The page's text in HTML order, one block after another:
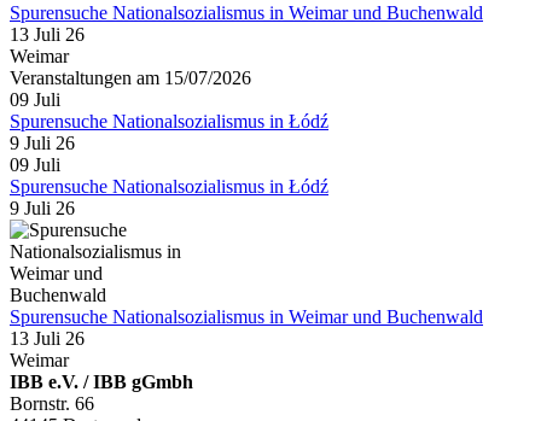
Spurensuche Nationalsozialismus in Weimar und Buchenwald
13 Juli 26
Weimar
Veranstaltungen am 15/07/2026
09 Juli
Spurensuche Nationalsozialismus in Łódź
9 Juli 26
09 Juli
Spurensuche Nationalsozialismus in Łódź
9 Juli 26
Spurensuche Nationalsozialismus in Weimar und Buchenwald
13 Juli 26
Weimar
IBB e.V. / IBB gGmbh
Bornstr. 66